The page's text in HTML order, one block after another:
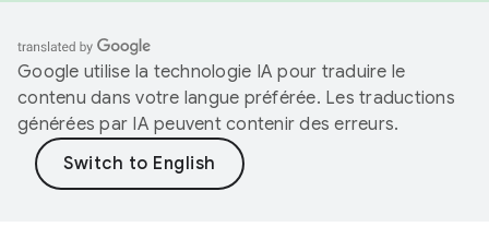
Google utilise la technologie IA pour traduire le
contenu dans votre langue préférée. Les traductions
générées par IA peuvent contenir des erreurs.